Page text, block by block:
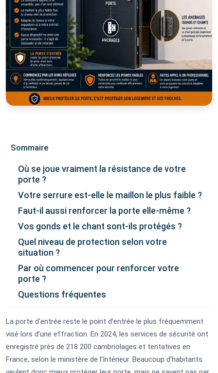
Sommaire
Où se joue vraiment la résistance de votre
porte ?
Votre serrure est-elle le maillon le plus faible ?
Faut-il aussi renforcer la porte elle-même ?
Vos gonds et le chant sont-ils protégés ?
Quel niveau de protection selon votre
situation ?
Par où commencer pour renforcer votre
porte ?
Questions fréquentes
La porte d’entrée reste le point d’entrée le plus fréquemment
visé lors d’une effraction. En 2024, les services de sécurité ont
enregistré près de 218 200 cambriolages et tentatives en
France, selon le ministère de l’Intérieur. Beaucoup d’habitants